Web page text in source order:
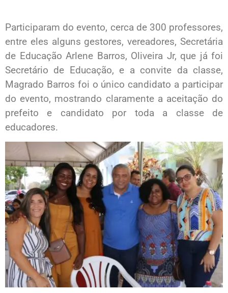
Participaram do evento, cerca de 300 professores,
entre eles alguns gestores, vereadores, Secretária
de Educação Arlene Barros, Oliveira Jr, que já foi
Secretário de Educação, e a convite da classe,
Magrado Barros foi o único candidato a participar
do evento, mostrando claramente a aceitação do
prefeito e candidato por toda a classe de
educadores.